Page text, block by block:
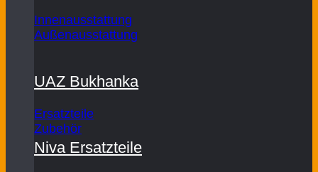
Innenausstattung
Außenausstattung
UAZ Bukhanka
Ersatzteile
Zubehör
Niva Ersatzteile